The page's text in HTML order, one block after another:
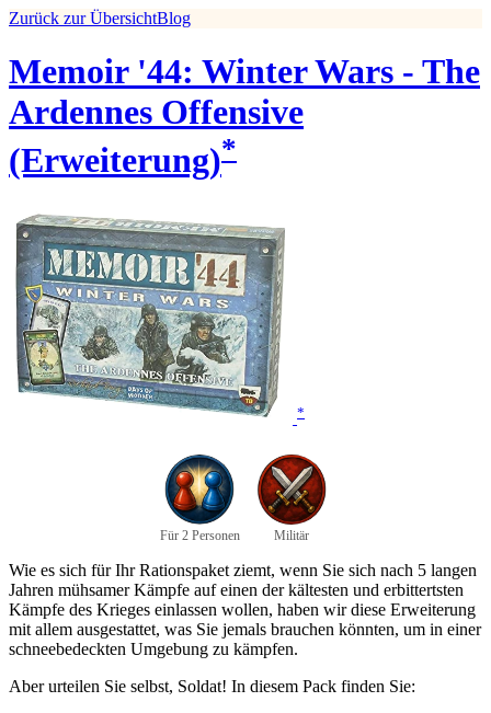
Zurück zur ÜbersichtBlog
Memoir '44: Winter Wars - The
Ardennes Offensive
(Erweiterung)*
*
Für 2 Personen Militär
Wie es sich für Ihr Rationspaket ziemt, wenn Sie sich nach 5 langen
Jahren mühsamer Kämpfe auf einen der kältesten und erbittertsten
Kämpfe des Krieges einlassen wollen, haben wir diese Erweiterung
mit allem ausgestattet, was Sie jemals brauchen könnten, um in einer
schneebedeckten Umgebung zu kämpfen.
Aber urteilen Sie selbst, Soldat! In diesem Pack finden Sie: